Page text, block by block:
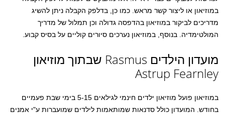
במוזיאון או ליצור קשר מראש. כמו כן, בדלפק הקבלה ניתן להשיג
מדריכים לביקור במוזיאון בהדפסה גדולה וכן תמלול של מדריך
המולטימדיה. בנוסף, במוזיאון נערכים סיורים קוליים על בסיס קבוע.
מועדון הילדים Rasmus שבתוך מוזיאון
Astrup Fearnley
במוזיאון פועל מוזיאון ילדים חינמי לגילאים 5-15 בימי שבת פעמיים
בחודש. המועדון כולל סדנאות שמותאמות לילדים שמועברות ע"י אמנים